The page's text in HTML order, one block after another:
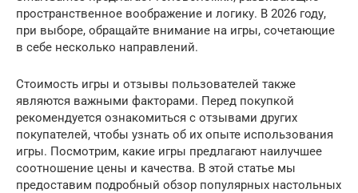
пространственное воображение и логику. В 2026 году,
при выборе, обращайте внимание на игры, сочетающие
в себе несколько направлений.
Стоимость игры и отзывы пользователей также
являются важными факторами. Перед покупкой
рекомендуется ознакомиться с отзывами других
покупателей, чтобы узнать об их опыте использования
игры. Посмотрим, какие игры предлагают наилучшее
соотношение цены и качества. В этой статье мы
предоставим подробный обзор популярных настольных